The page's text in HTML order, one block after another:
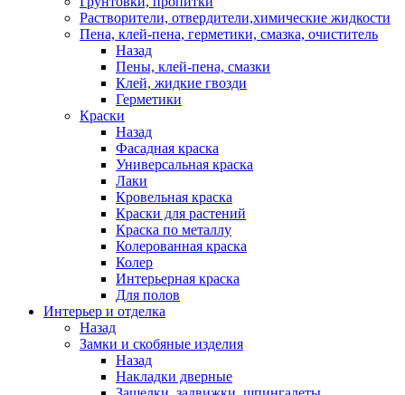
Растворители, отвердители,химические жидкости
Пена, клей-пена, герметики, смазка, очиститель
Назад
Пены, клей-пена, смазки
Клей, жидкие гвозди
Герметики
Краски
Назад
Фасадная краска
Универсальная краска
Лаки
Кровельная краска
Краски для растений
Краска по металлу
Колерованная краска
Колер
Интерьерная краска
Для полов
Интерьер и отделка
Назад
Замки и скобяные изделия
Назад
Накладки дверные